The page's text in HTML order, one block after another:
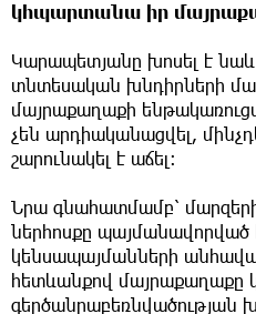
կհպարտանա իր
Կարապետյանը խոսել է
տնտեսական խնդիրների
մայրաքաղաքի
չեն արդիականացվել,
շարունակել է աճել։
Նրա գնահատմամբ՝
ներհոսքը
կենսապայմանների
հետևանքով մայրաքաղաքը
գերծանրաբեռնվածության